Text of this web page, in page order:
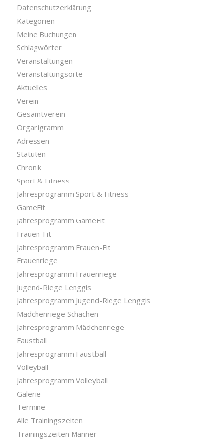
Datenschutzerklärung
Kategorien
Meine Buchungen
Schlagwörter
Veranstaltungen
Veranstaltungsorte
Aktuelles
Verein
Gesamtverein
Organigramm
Adressen
Statuten
Chronik
Sport & Fitness
Jahresprogramm Sport & Fitness
GameFit
Jahresprogramm GameFit
Frauen-Fit
Jahresprogramm Frauen-Fit
Frauenriege
Jahresprogramm Frauenriege
Jugend-Riege Lenggis
Jahresprogramm Jugend-Riege Lenggis
Mädchenriege Schachen
Jahresprogramm Mädchenriege
Faustball
Jahresprogramm Faustball
Volleyball
Jahresprogramm Volleyball
Galerie
Termine
Alle Trainingszeiten
Trainingszeiten Männer